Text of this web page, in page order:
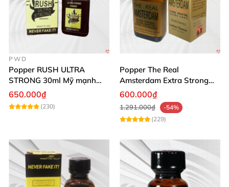
PWD
Popper RUSH ULTRA
STRONG 30ml Mỹ mạnh
nhất kích thích cực phê
650.000₫
(230)
Popper The Real
Amsterdam Extra Strong
30ml
600.000₫
1.291.000₫
-54%
(229)